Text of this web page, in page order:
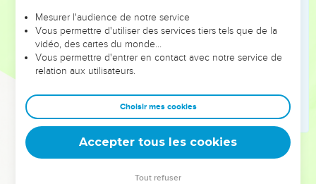
royaume de Dieu.
Mais le fruit de l'Esprit, c'est l'amour, la joie, la paix, la
patience, la bonté, la bienveillance, la foi, la douceur, la
maîtrise de soi.
Contre de telles attitudes, il n’y a pas de loi.
Ceux qui appartiennent à [Jésus-]Christ ont crucifié leur
nature propre avec ses passions et ses désirs.
Si nous vivons par l'Esprit, laissons-nous aussi conduire
Mesurer l'audience de notre service
Vous permettre d'utiliser des services tiers tels que de la
vidéo, des cartes du monde…
Vous permettre d'entrer en contact avec notre service de
relation aux utilisateurs.
Choisir mes cookies
Accepter tous les cookies
Tout refuser